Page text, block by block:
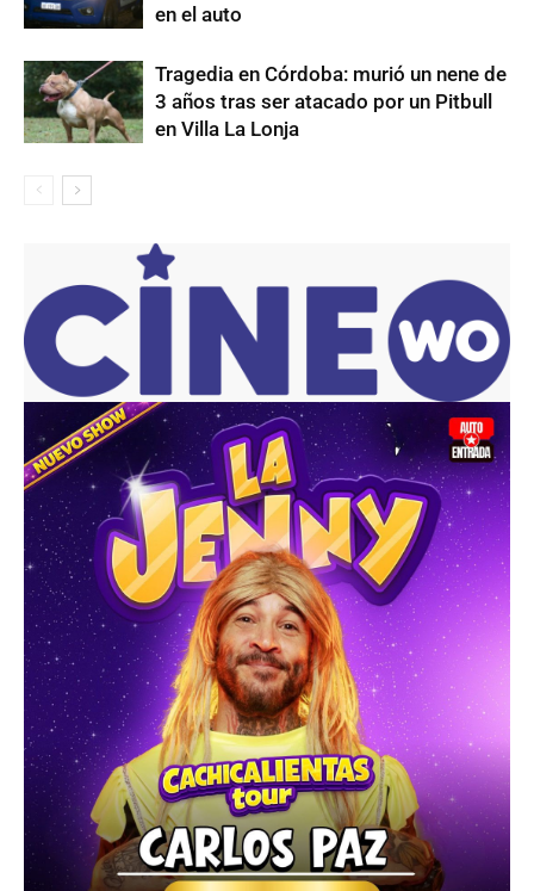
en el auto
Tragedia en Córdoba: murió un nene de
3 años tras ser atacado por un Pitbull
en Villa La Lonja